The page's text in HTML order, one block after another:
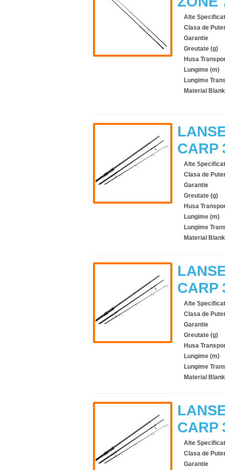
Alte
Clasa de
Garantie
Greutate (g)
Husa
Lungime (m)
Lungime
Material Blank
CARP
Alte
Clasa de
Garantie
Greutate (g)
Husa
Lungime (m)
Lungime
Material Blank
CARP
Alte
Clasa de
Garantie
Greutate (g)
Husa
Lungime (m)
Lungime
Material Blank
CARP
Alte
Clasa de
Garantie